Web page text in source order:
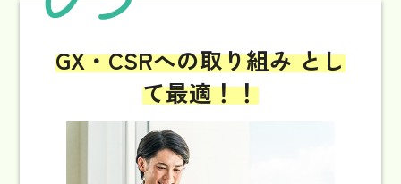
GX・CSRへの取り組みとし
て最適！！